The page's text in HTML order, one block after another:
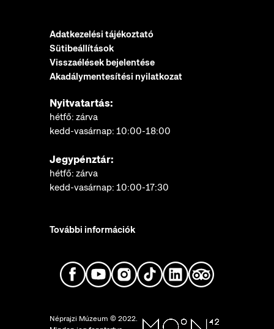
Adatkezelési tájékoztató
Sütibeállítások
Visszaélések bejelentése
Akadálymentesítési nyilatkozat
Nyitvatartás:
hétfő: zárva
kedd-vasárnap: 10:00-18:00
Jegypénztár:
hétfő: zárva
kedd-vasárnap: 10:00-17:30
További információk
Néprajzi Múzeum © 2022.